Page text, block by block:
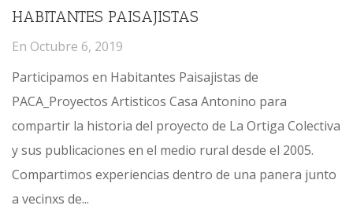
HABITANTES PAISAJISTAS
En Octubre 6, 2019
Participamos en Habitantes Paisajistas de
PACA_Proyectos Artisticos Casa Antonino para
compartir la historia del proyecto de La Ortiga Colectiva
y sus publicaciones en el medio rural desde el 2005.
Compartimos experiencias dentro de una panera junto
a vecinxs de...